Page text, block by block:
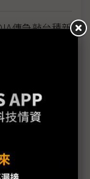
傳急敲台積新
美國商會提起
1.8萬條法規